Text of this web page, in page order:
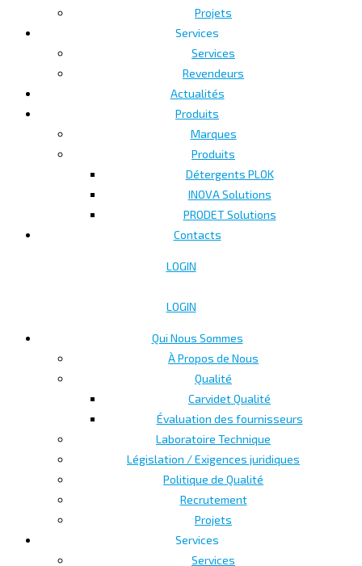
Projets
Services
Services
Revendeurs
Actualités
Produits
Marques
Produits
Détergents PLOK
INOVA Solutions
PRODET Solutions
Contacts
LOGIN
LOGIN
Qui Nous Sommes
À Propos de Nous
Qualité
Carvidet Qualité
Évaluation des fournisseurs
Laboratoire Technique
Législation / Exigences juridiques
Politique de Qualité
Recrutement
Projets
Services
Services